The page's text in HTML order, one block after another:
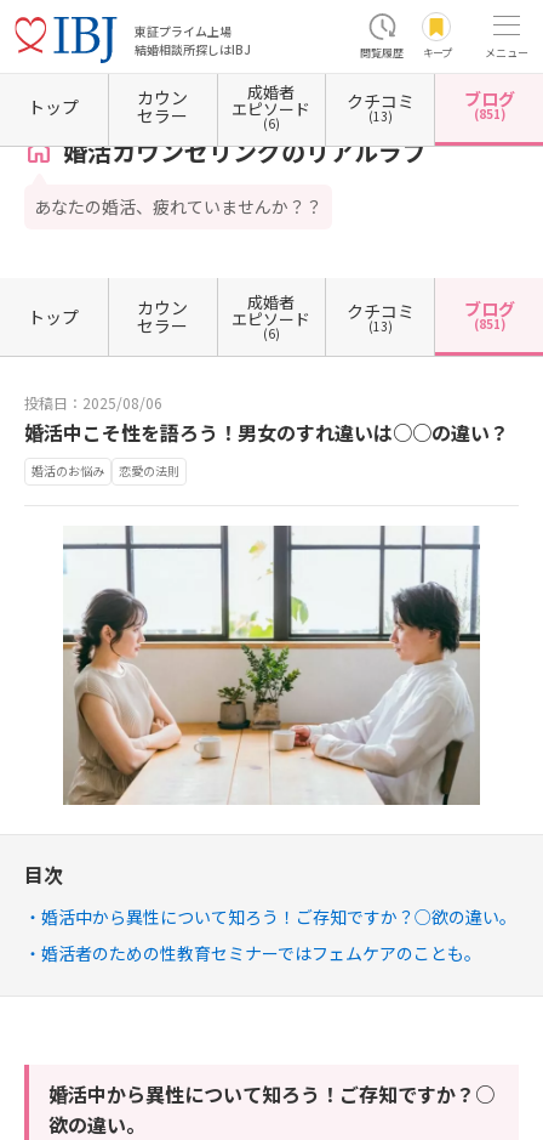
東証プライム上場
結婚相談所探しはIBJ
閲覧履歴 キープ メニュー
ホーム 東京都の結婚相談所 東京都新宿区 東京都新宿区高田馬場 婚活カウンセリン
婚活カウンセリングのリアルラブ
あなたの婚活、疲れていませんか？？
トップ カウン
セラー
成婚者
エピソード
(6)
クチコミ
(13)
ブログ
(851)
トップ カウン
セラー
成婚者
エピソード
(6)
クチコミ
(13)
ブログ
(851)
投稿日：2025/08/06
婚活中こそ性を語ろう！男女のすれ違いは○○の違い？
婚活のお悩み 恋愛の法則
目次
婚活中から異性について知ろう！ご存知ですか？○欲の違い。
婚活者のための性教育セミナーではフェムケアのことも。
婚活中から異性について知ろう！ご存知ですか？○
欲の違い。